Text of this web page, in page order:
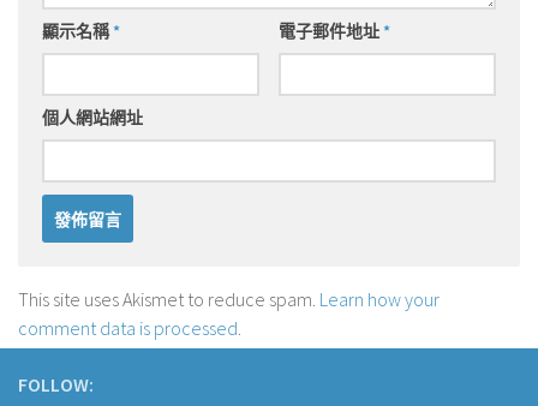
顯示名稱* 電子郵件地址*
個人網站網址
This site uses Akismet to reduce spam. Learn how your
comment data is processed.
FOLLOW: